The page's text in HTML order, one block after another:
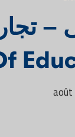
–